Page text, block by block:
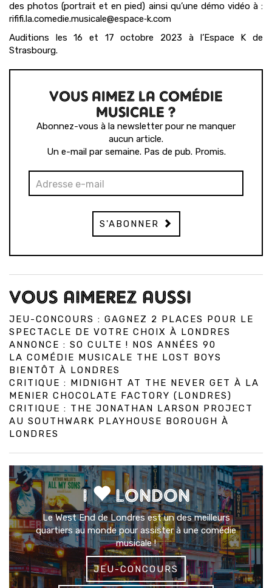
des photos (portrait et en pied) ainsi qu’une démo vidéo à :
rififi.la.comedie.musicale@espace‑k.com
Auditions les 16 et 17 octobre 2023 à l’Espace K de
Strasbourg.
VOUS AIMEZ LA COMÉDIE
MUSICALE ?
Abonnez-vous à la newsletter pour ne manquer
aucun article.
Un e-mail par semaine. Pas de pub. Promis.
S'ABONNER
VOUS AIMEREZ AUSSI
JEU-CONCOURS : GAGNEZ 2 PLACES POUR LE
SPECTACLE DE VOTRE CHOIX À LONDRES
ANNONCE : SO CULTE ! NOS ANNÉES 90
LA COMÉDIE MUSICALE THE LOST BOYS
BIENTÔT À LONDRES
CRITIQUE : MIDNIGHT AT THE NEVER GET À LA
MENIER CHOCOLATE FACTORY (LONDRES)
CRITIQUE : THE JONATHAN LARSON PROJECT
AU SOUTHWARK PLAYHOUSE BOROUGH À
LONDRES
I LONDON
Le West End de Londres est un des meilleurs
quartiers au monde pour assister à une comédie
musicale !
JEU-CONCOURS